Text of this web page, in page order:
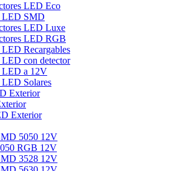
LED Eco
LED SMD
LED Luxe
LED RGB
LED Recargables
LED con detector
LED a 12V
LED Solares
Exterior
Exterior
5050 12V
RGB 12V
3528 12V